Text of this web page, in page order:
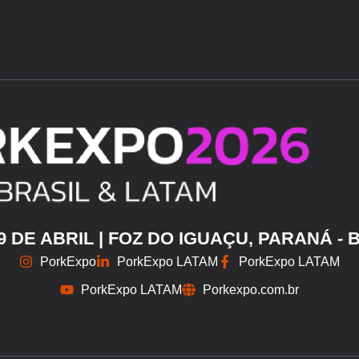
DE ABRIL | FOZ DO IGUAÇU, PARANÁ -
PorkExpo PorkExpo LATAM PorkExpo LATAM
PorkExpo LATAM Porkexpo.com.br